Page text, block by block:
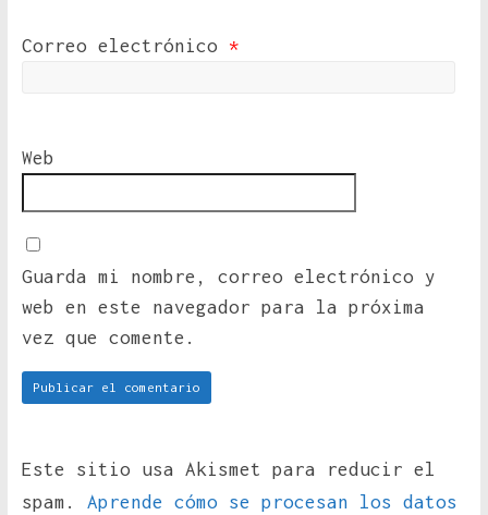
Correo electrónico *
Web
Guarda mi nombre, correo electrónico y
web en este navegador para la próxima
vez que comente.
Este sitio usa Akismet para reducir el
spam. Aprende cómo se procesan los datos